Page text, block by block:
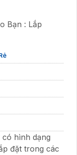
Bạn : Lắp
có hình dạng
đặt trong các